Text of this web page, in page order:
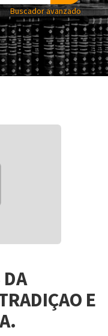
Buscador avanzado
DA
E